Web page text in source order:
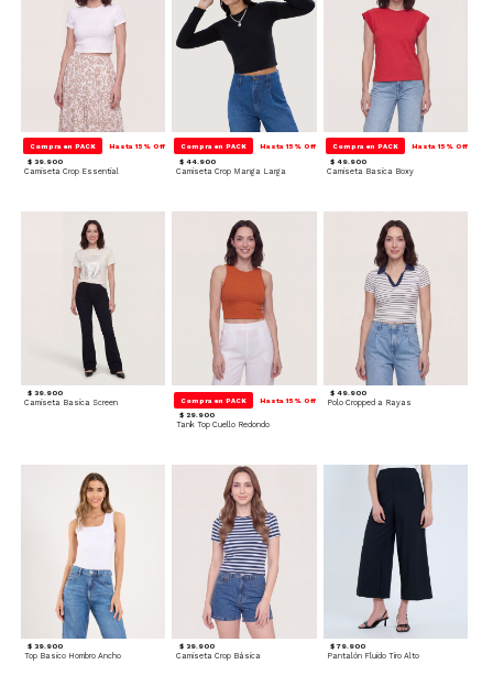
Compra en PACK Hasta 15% Off
$ 39.900
Camiseta Crop Essential
Compra en PACK Hasta 15% Off
$ 44.900
Camiseta Crop Manga Larga
Compra en PACK Hasta 15% Off
$ 49.900
Camiseta Basica Boxy
$ 39.900
Camiseta Basica Screen Compra en PACK Hasta 15% Off
$ 29.900
Tank Top Cuello Redondo
$ 49.900
Polo Cropped a Rayas
$ 39.900
Top Basico Hombro Ancho
$ 39.900
Camiseta Crop Básica
$ 79.900
Pantalón Fluido Tiro Alto